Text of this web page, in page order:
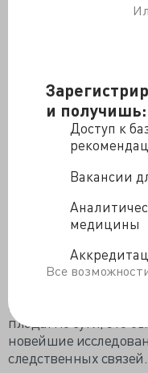
и получишь:
Доступ к
Вакансии
медицины
Все
внимание на
именно этот
роста
протяжении
Но крайне
причиной такого
являются
тайленол для
Во-первых,
приемом тайленола и
плода. По сути, это
новейшие
следственных связей.